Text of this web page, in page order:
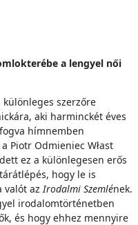
a lengyel női
különleges szerzőre
aki harminckét éves
hímnemben
Piotr Odmieniec Włast
ez a különlegesen erős
hogy le is
valót azIrodalmi Szemlének.
irodalomtörténetben
és hogy ehhez mennyire